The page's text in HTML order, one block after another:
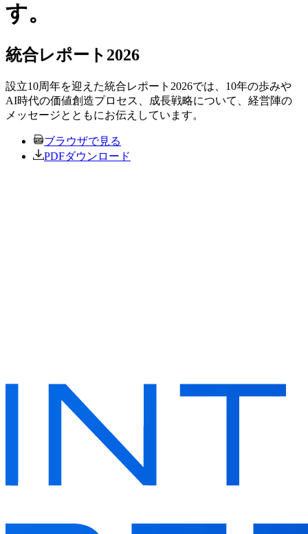
す。
統合レポート2026
設立10周年を迎えた統合レポート2026では、10年の歩みや
AI時代の価値創造プロセス、成長戦略について、経営陣の
メッセージとともにお伝えしています。
ブラウザで見る
PDFダウンロード